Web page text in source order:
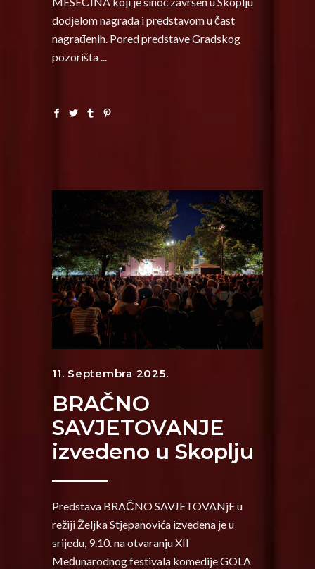
dodjelom nagrada i predstavom u čast
nagrađenih. Pored predstave Gradskog
pozorišta
11. Septembra 2025.
BRAČNO
SAVJETOVANJE
izvedeno u Skoplju
Predstava BRAČNO SAVJETOVANjE u
režiji Željka Stjepanovića izvedena je u
srijedu, 9.10. na otvaranju XII
Međunarodnog festivala komedije GOLA